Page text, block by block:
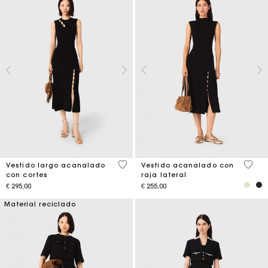
Vestido largo acanalado
con cortes
€ 295,00
5 out of 5 Customer Rating
Vestido acanalado con
raja lateral
€ 255,00
3,6
Material reciclado